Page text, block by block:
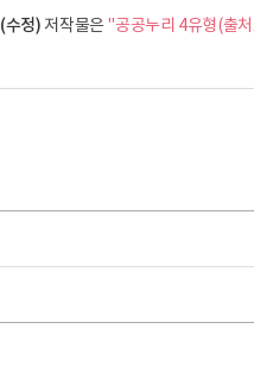
수정) 저작물은 "공공누리 4유형(출